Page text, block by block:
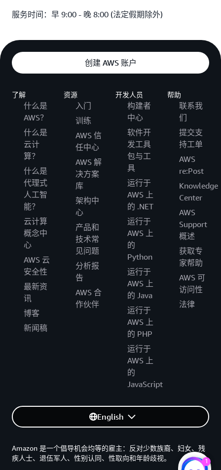
服务时间：早 9:00 - 晚 8:00 (法定假期除外)
创建 AWS 账户
了解
什么是
AWS？
什么是
云计
算？
什么是
代理式
人工智
能？
云计算
概念中
心
AWS 云
安全性
最新资
讯
博客
新闻稿
资源
入门
训练
AWS 信
任中心
AWS 解
决方案
库
架构中
心
产品和
技术常
见问题
分析报
告
AWS 合
作伙伴
开发人员
构建者
中心
软件开
发工具
包与工
具
运行于
AWS 上
的 .NET
运行于
AWS 上
的
Python
运行于
AWS 上
的 Java
运行于
AWS 上
的 PHP
运行于
AWS 上
的
JavaScript
帮助
联系我
们
提交支
持工单
AWS
re:Post
Knowledge
Center
AWS
Support
概述
获取专
家帮助
AWS 可
访问性
法律
English
Amazon 是一个倡导机会均等的雇主：反对少数族裔、妇女、残
疾人士、退伍军人、性别认同、性取向和年龄歧视。
1